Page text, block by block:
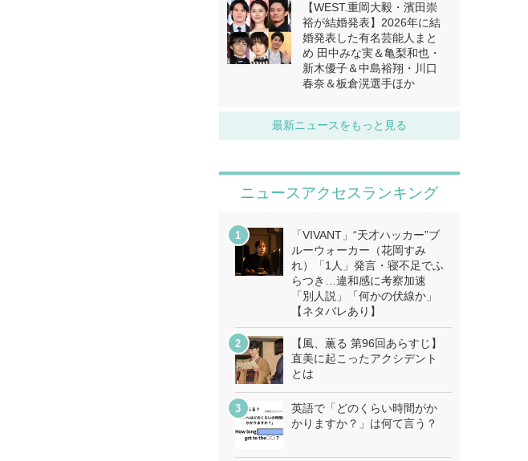
【WEST.重岡大毅・濱田崇
裕が結婚発表】2026年に結
婚発表した有名芸能人まと
め 田中みな実＆亀梨和也・
新木優子＆中島裕翔・川口
春奈＆板倉滉選手ほか
最新ニュースをもっと見る
ニュースアクセスランキング
「VIVANT」“天才ハッカー”ブ
ルーウォーカー（花岡すみ
れ）「1人」発言・寝不足でふ
らつき…違和感に考察加速
「別人説」「何かの伏線か」
【ネタバレあり】
【風、薫る 第96回あらすじ】
直美に起こったアクシデント
とは
英語で「どのくらい時間がか
かりますか？」は何て言う？